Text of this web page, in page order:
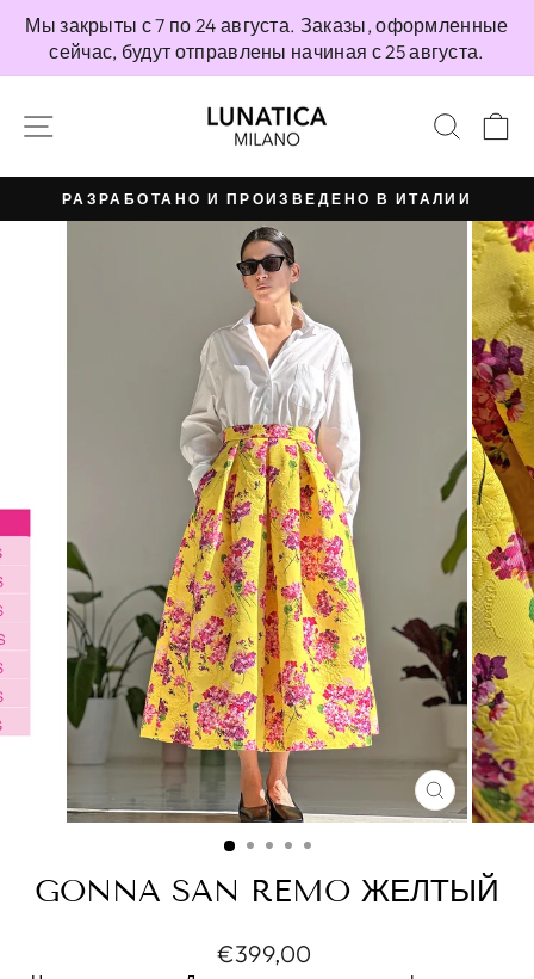
Перейти
непосредственно
Мы закрыты с 7 по 24 августа. Заказы, оформленные
сейчас, будут отправлены начиная с 25 августа.
НАВИГАЦИЯ ПО САЙТУ
Приостановить
презентацию
РАЗРАБОТАНО И ПРОИЗВЕДЕНО В ИТАЛИИ
(ESC)
GONNA SAN REMO ЖЕЛТЫЙ
Цена
€399,00